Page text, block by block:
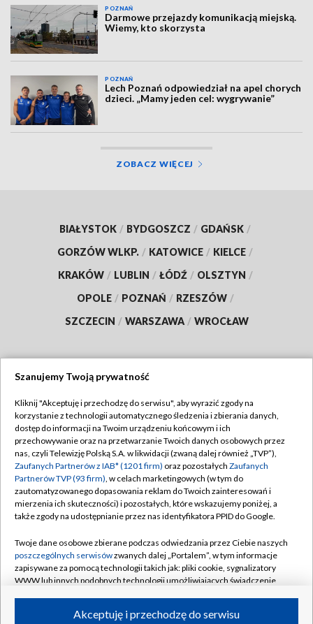
POZNAŃ
Darmowe przejazdy komunikacją miejską.
Wiemy, kto skorzysta
POZNAŃ
Lech Poznań odpowiedział na apel chorych
dzieci. „Mamy jeden cel: wygrywanie”
ZOBACZ WIĘCEJ
BIAŁYSTOK / BYDGOSZCZ / GDAŃSK /
GORZÓW WLKP. / KATOWICE / KIELCE /
KRAKÓW / LUBLIN / ŁÓDŹ / OLSZTYN /
OPOLE / POZNAŃ / RZESZÓW /
SZCZECIN / WARSZAWA / WROCŁAW
TVP
Abonament TVP
Emisja w TVP
Centrum informacji TVP
Naziemna Telewizja Cyfrowa
Rada Programowa
System NOS
Informacje o nadawcy
Program dla prasy
Regulamin TVP
Polityka prywatności
Moje zgody
Pomoc
Kontakt
Kanały
Szanujemy Twoją prywatność
Kliknij "Akceptuję i przechodzę do serwisu", aby wyrazić zgody na
korzystanie z technologii automatycznego śledzenia i zbierania danych,
dostęp do informacji na Twoim urządzeniu końcowym i ich
przechowywanie oraz na przetwarzanie Twoich danych osobowych przez
nas, czyli Telewizję Polską S.A. w likwidacji (zwaną dalej również „TVP”),
Zaufanych Partnerów z IAB* (1201 firm) oraz pozostałych Zaufanych
Partnerów TVP (93 firm), w celach marketingowych (w tym do
zautomatyzowanego dopasowania reklam do Twoich zainteresowań i
mierzenia ich skuteczności) i pozostałych, które wskazujemy poniżej, a
także zgody na udostępnianie przez nas identyfikatora PPID do Google.
Twoje dane osobowe zbierane podczas odwiedzania przez Ciebie naszych
poszczególnych serwisówzwanych dalej „Portalem”, w tym informacje
zapisywane za pomocą technologii takich jak: pliki cookie, sygnalizatory
WWW lub innych podobnych technologii umożliwiających świadczenie
ruchu w Internecie.Akceptuję i przechodzę do serwisu